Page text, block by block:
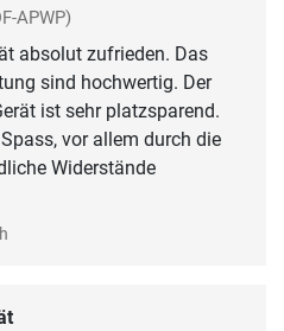
APWP)
absolut zufrieden. Das
sind hochwertig. Der
ist sehr platzsparend.
vor allem durch die
Widerstände